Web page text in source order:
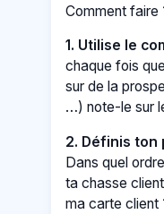
Comment faire
1. Utilise le
chaque fois
sur de la
…) note-le sur
2. Définis ton
Dans quel
ta chasse
ma carte client